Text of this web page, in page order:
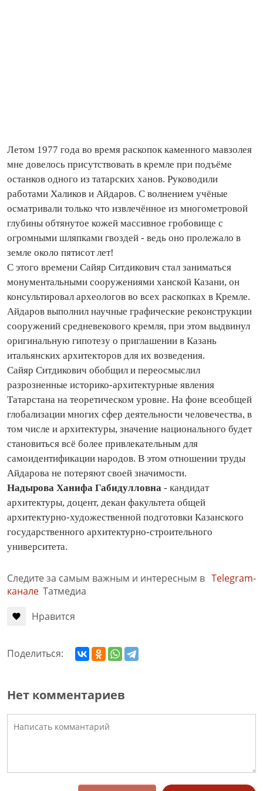
Летом 1977 года во время раскопок каменного мавзолея
мне довелось присутствовать в кремле при подъёме
останков одного из татарских ханов. Руководили
работами Халиков и Айдаров. С волнением учёные
осматривали только что извлечённое из многометровой
глубины обтянутое кожей массивное гробовище с
огромными шляпками гвоздей - ведь оно пролежало в
земле около пятисот лет!
С этого времени Сайяр Ситдикович стал заниматься
монументальными сооружениями ханской Казани, он
консультировал археологов во всех раскопках в Кремле.
Айдаров выполнил научные графические реконструкции
сооружений средневекового кремля, при этом выдвинул
оригинальную гипотезу о приглашении в Казань
итальянских архитекторов для их возведения.
Сайяр Ситдикович обобщил и переосмыслил
разрозненные историко‑архитектурные явления
Татарстана на теоретическом уровне. На фоне всеобщей
глобализации многих сфер деятельности человечества, в
том числе и архитектуры, значение национального будет
становиться всё более привлекательным для
самоидентификации народов. В этом отношении труды
Айдарова не потеряют своей значимости.
Надырова Ханифа Габидулловна - кандидат
архитектуры, доцент, декан факультета общей
архитектурно-художественной подготовки Казанского
государственного архитектурно-строительного
университета.
Следите за самым важным и интересным в Telegram-
канале Татмедиа
Нравится
Поделиться:
Нет комментариев